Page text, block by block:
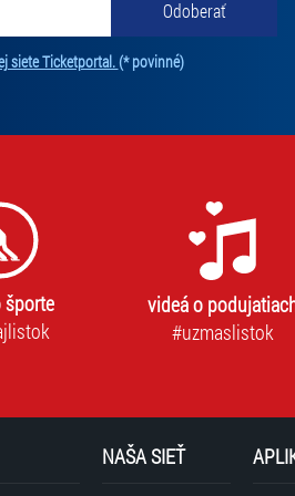
Odoberať
siete Ticketportal. (* povinné)Tento súhlas je
športe
videá o
#uzmaslistok
NAŠA SIEŤ